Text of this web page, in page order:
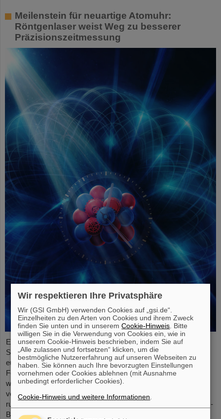
Meilenstein für neuartige Atomuhr:
Röntgenlaser weist Weg zu besserer
Präzisionszeitmessung
Einem internationalen Forschungsteam ist ein entscheidender
Schritt zu einer neuen Generation von Atomuhren gelungen. Am
europäischen Röntgenlaser European XFEL haben die
Forschenden auf Basis des Elements Scandium einen
wesentlich exakteren Taktgeber erzeugt, der eine Genauigkeit
von einer Sekunde in 300 Milliarden Jahren ermöglicht – das ist
rund tausendmal präziser als die Standard-Atomuhr auf Cäsium-
Basis. Das Team, zu dem auch Wissenschaftler*innen des
Wir respektieren Ihre Privatsphäre
Wir (GSI GmbH) verwenden Cookies auf „gsi.de“.
Einzelheiten zu den Arten von Cookies und ihrem Zweck
finden Sie unten und in unseremCookie-Hinweis . Bitte
willigen Sie in die Verwendung von Cookies ein, wie in
unserem Cookie-Hinweis beschrieben, indem Sie auf
„Alle zulassen und fortsetzen“ klicken, um die
bestmögliche Nutzererfahrung auf unseren Webseiten zu
haben. Sie können auch Ihre bevorzugten Einstellungen
vornehmen oder Cookies ablehnen (mit Ausnahme
unbedingt erforderlicher Cookies).
Cookie-Hinweis und weitere Informationen